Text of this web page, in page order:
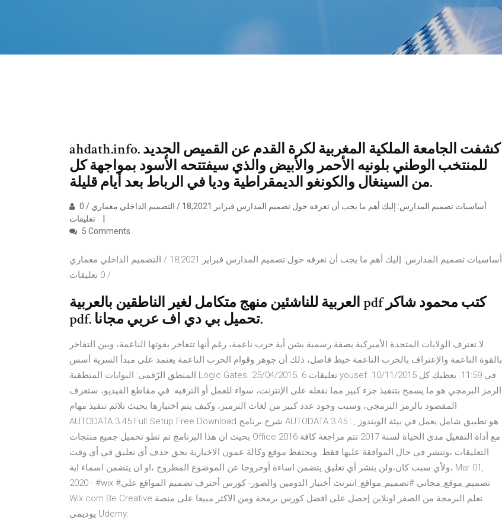
ahdath.info. كشفت الجامعة الملكية المغربية لكرة القدم عن القميص الجديد
للمنتخب الوطني بلونيه الأحمر والأبيض والذي سيفتتحه الأسود بمواجهة كل
من السينغال والكونغو الديمقراطية وديا في الرباط بعد أيام قليلة.
5 Comments
أساسيات تصميم المدارس: إليك أهم ما يجب أن تعرفه حول تصميم المدارس فبراير 18,2021 / التصميم الداخلي معماري
/ 0 تعليقات
العربية للناشئين منهج متكامل لغير الناطقين بالعربية pdf كتب محمود شاكر
pdf. تحميل بي دي اف عربي مجانا.
لا تعترف الولايات المتحدة الأميركية بصفة رسمية بشن أية حرب ناعمة، رغم أنها تتفاخر بقوتها الناعمة، وبين التفاخر
بالقوة الناعمة والإعتراف بالحرب الناعمة خيط فاصل، ذلك أن جوهر وقوام الحرب الناعمة يعتمد على مبدأ السرية أسس
المنطق الرّقمي: البوابات المنطقية Logic Gates. 25/04/2015. 6 تعليقات yousef. 10/11/2015 في 11:59. يعطيك كل
الرمز البرمجي هو ما يسمح بتنفيذ جزء كبير مما نفعله على الإنترنت، سواء للعمل أو الترفيه. في مقاطع الفيديو، ستعرف
المقصود بالرمز البرمجي، وسبب وجود عدد كبير من لغات الترميز، وكيف يتم اختيارها بحيث تلائم تنفيذ مهام
AUTODATA 3.45 Full Setup Free Download شرح برنامج AUTODATA 3.45 : هو تطبيق شامل يعمل في بيئة الويندوز ,
بحيث ان هذا البرنامج تم تطو تحميل جميع منتجات Office 2016 مع أداة التفعيل مدى الحياة لسنة 2017 تتم مراجعة كافة
التعليقات ،وتنشر في حال الموافقة عليها فقط. ويحتفظ موقع وكالة عمون الاخبارية بحق حذف أي تعليق في أي وقت
،ولأي سبب كان،ولن ينشر أي تعليق يتضمن اساءة أوخروجا عن الموضوع المطروح ،او ان يتضمن اسماء اية Mar 01,
2020 · #wix #تصميم_موقع_مجاني #تصميم_مواقع_انترنت أختيار الدومين والصور- كورس أحترف تصميم المواقع علي
Wix.com Be Creative تعلم البرمجة من الصفر اونلاين إحصل على افضل كورس برمجة ومن الاكثر مبيعا على منصة
يوديمى Udemy.